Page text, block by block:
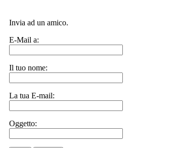
Invia ad un amico.
E-Mail a:
Il tuo nome:
La tua E-mail:
Oggetto: